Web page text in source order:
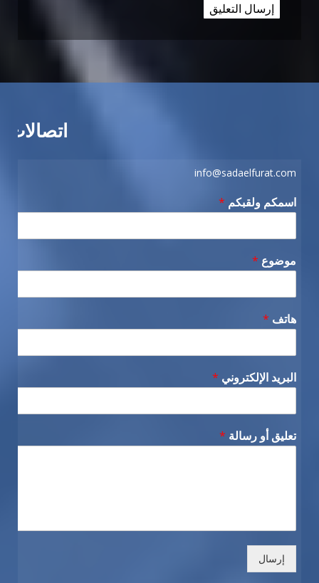
اتصالات
info@sadaelfurat.com
اسمكم ولقبكم *
موضوع *
هاتف *
البريد الإلكتروني *
تعليق أو رسالة *
إرسال